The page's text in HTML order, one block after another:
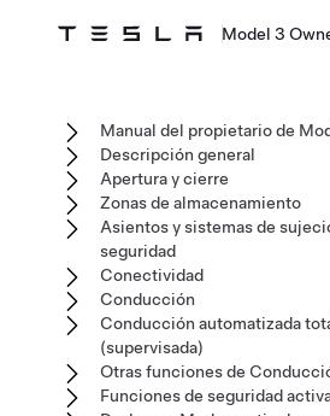
Model 3
Manual del propietario de
Descripción general
Apertura y cierre
Zonas de almacenamiento
Asientos y sistemas de
seguridad
Conectividad
Conducción
Conducción automatizada
(supervisada)
Otras funciones de
Funciones de seguridad